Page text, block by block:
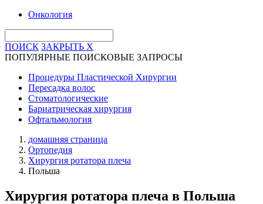
Онкология
ПОИСК ЗАКРЫТЬ X
ПОПУЛЯРНЫЕ ПОИСКОВЫЕ ЗАПРОСЫ
Процедуры Пластической Хирургии
Пересадка волос
Стоматологические
Бариатрическая хирургия
Офтальмология
домашняя страница
Ортопедия
Хирургия ротатора плеча
Польша
Хирургия ротатора плеча в Польша